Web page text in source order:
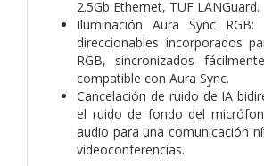
2.5Gb Ethernet, TUF LANGuard.
Iluminación Aura Sync
direccionables incorporados
RGB, sincronizados
compatible con Aura Sync.
Cancelación de ruido de IA
el ruido de fondo del
audio para una comunicación
videoconferencias.